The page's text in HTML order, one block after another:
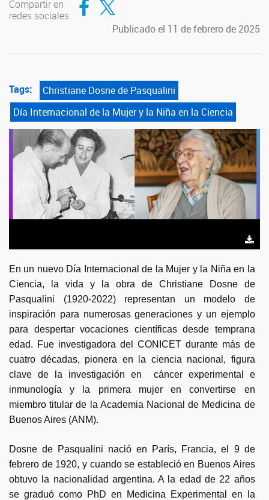
Compartir en
redes sociales
Publicado el 11 de febrero de 2025
Tags:
Christiane Dosne de Pasqualini
Día Internacional de la Mujer y la Niña en la Ciencia
En un nuevo Día Internacional de la Mujer y la Niña en la
Ciencia, la vida y la obra de Christiane Dosne de
Pasqualini (1920-2022) representan un modelo de
inspiración para numerosas generaciones y un ejemplo
para despertar vocaciones científicas desde temprana
edad. Fue investigadora del CONICET durante más de
cuatro décadas, pionera en la ciencia nacional, figura
clave de la investigación en cáncer experimental e
inmunología y la primera mujer en convertirse en
miembro titular de la Academia Nacional de Medicina de
Buenos Aires (ANM).
Dosne de Pasqualini nació en París, Francia, el 9 de
febrero de 1920, y cuando se estableció en Buenos Aires
obtuvo la nacionalidad argentina. A la edad de 22 años
se graduó como PhD en Medicina Experimental en la